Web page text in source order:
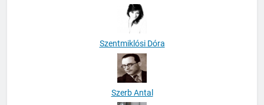
Szentmiklósi Dóra
Szerb Antal